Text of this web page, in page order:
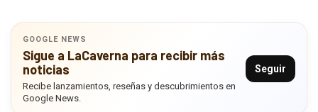
GOOGLE NEWS
Sigue a LaCaverna para recibir más
noticias
Recibe lanzamientos, reseñas y descubrimientos en
Google News.
Seguir